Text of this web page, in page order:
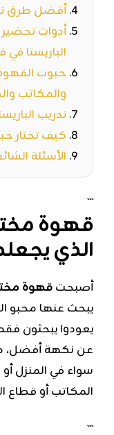
أفضل طرق
أدوات تحضير
الباريستا في قطر
حبوب القهوة
والمكاتب
تدريب
كيف تختار
الأسئلة الشائعة
قهوة
الذي
أصبحتقهوة
يبحث عنها محبو
يعودوا يبحثون
عن نكهة أفضل،
سواء في المنزل أو
المكاتب أو قطاع